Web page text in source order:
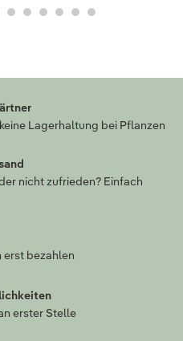
Lagerhaltung bei Pflanzen
nicht zufrieden? Einfach
erst bezahlen
erster Stelle